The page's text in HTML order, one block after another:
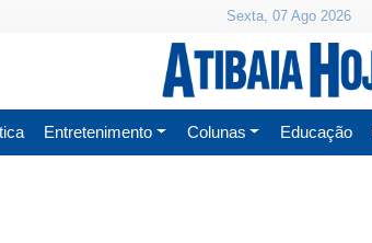
Sexta, 07 Ago 2026
Entretenimento Colunas Educação